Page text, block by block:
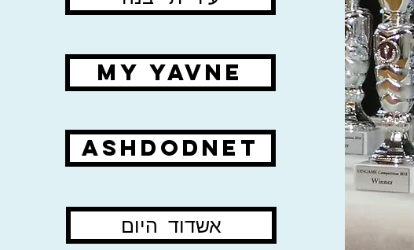
My Yavne
ashdodnet
אשדוד היום